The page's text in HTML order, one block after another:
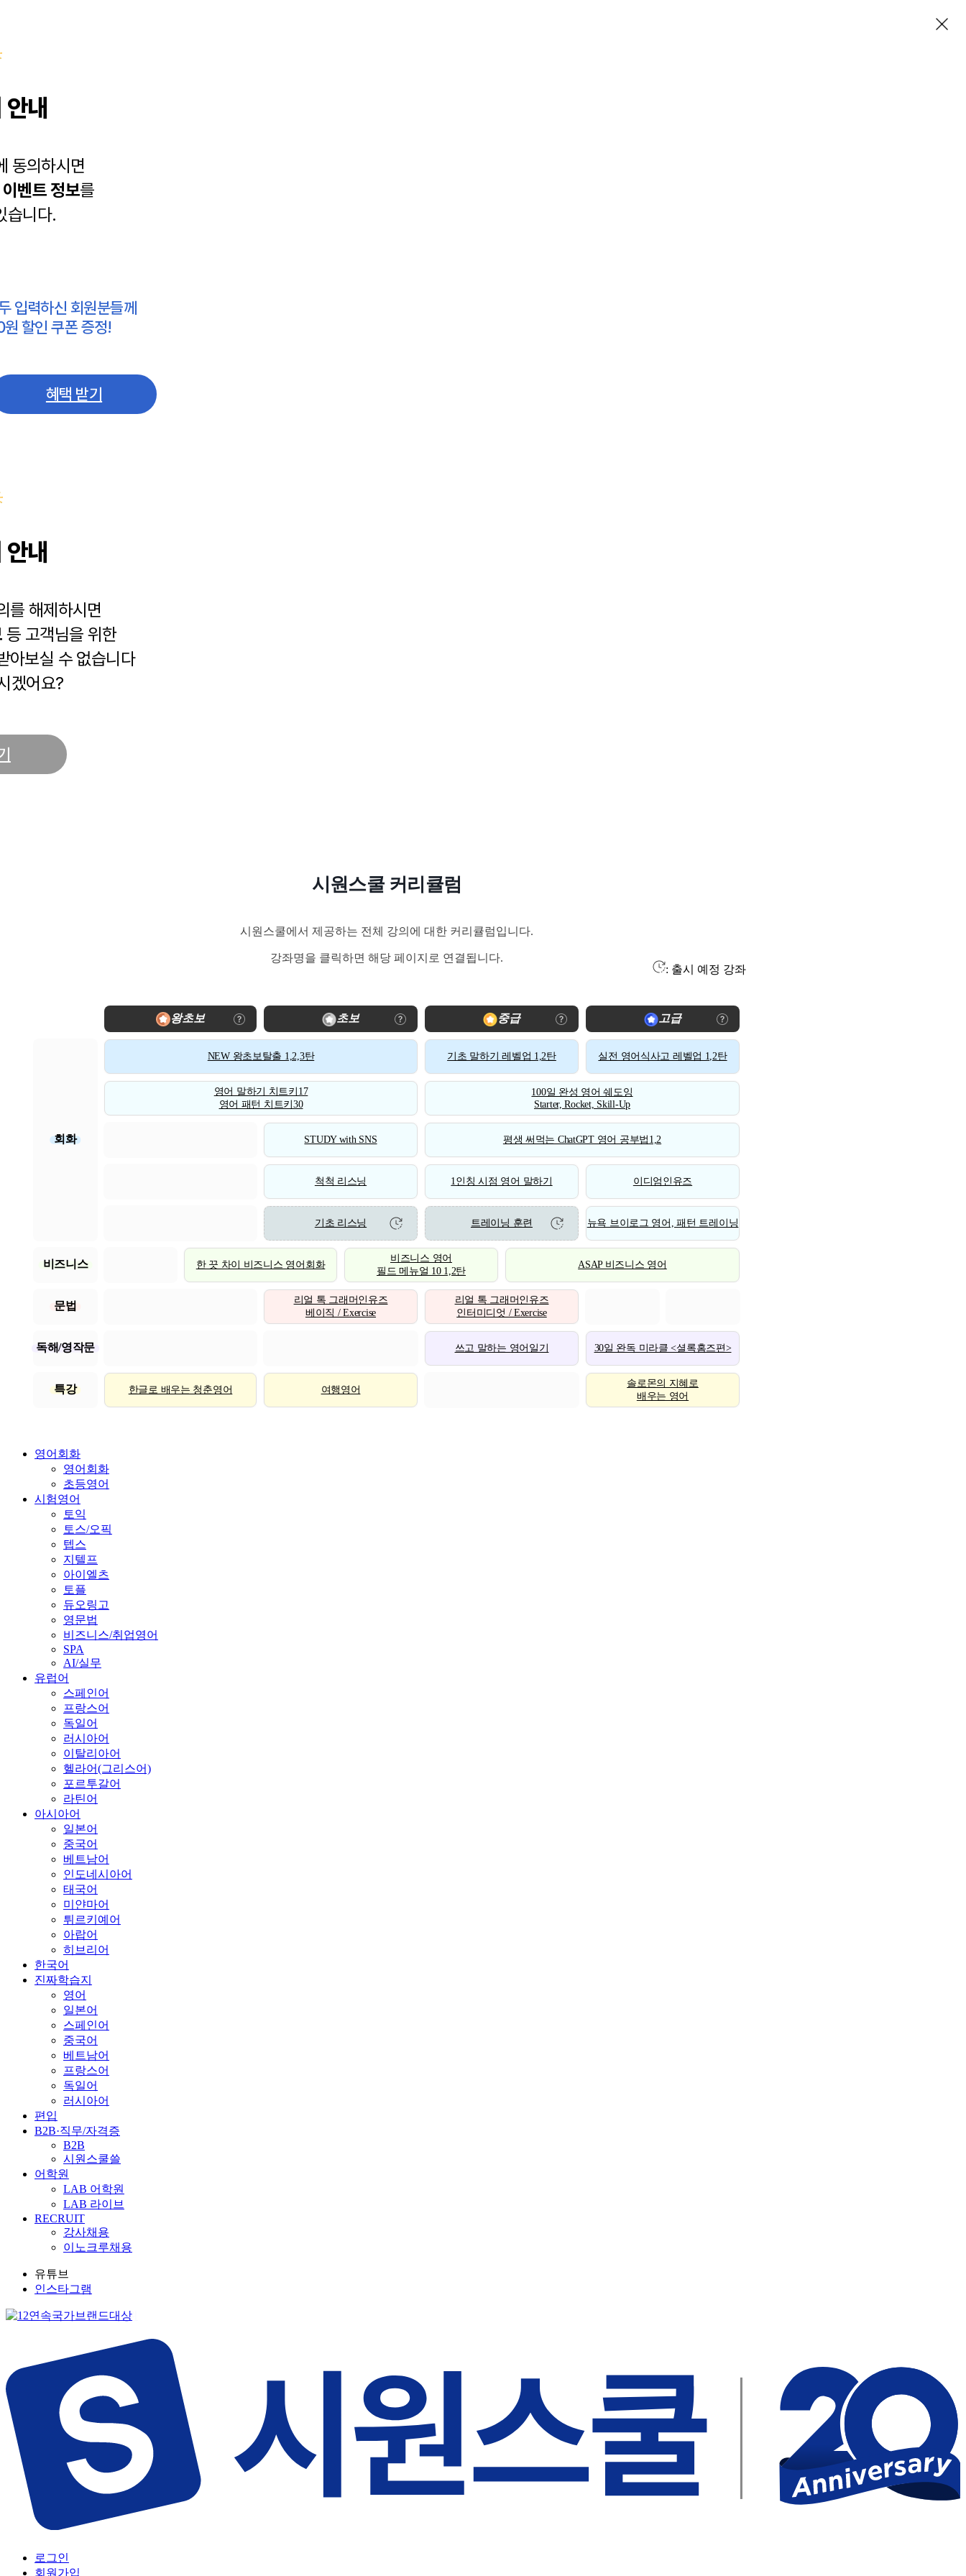
내
동의하시면
이벤트 정보를
습니다.
입력하신 회원분들께
할인 쿠폰 증정!
혜택 받기
내
를 해제하시면
등 고객님을 위한
아보실 수 없습니다
겠어요?
시원스쿨 커리큘럼
시원스쿨에서 제공하는 전체 강의에 대한 커리큘럼입니다.
강좌명을 클릭하면 해당 페이지로 연결됩니다.
: 출시 예정 강좌
왕초보 초보 중급 고급
회화
NEW 왕초보탈출 1,2,3탄 기초 말하기 레벨업 1,2탄 실전 영어식사고 레벨업 1,2탄
영어 말하기 치트키17
영어 패턴 치트키30
100일 완성 영어 쉐도잉
Starter, Rocket, Skill-Up
STUDY with SNS 평생 써먹는 ChatGPT 영어 공부법1,2
척척 리스닝 1인칭 시점 영어 말하기 이디엄인유즈
기초 리스닝 트레이닝 훈련 뉴욕 브이로그 영어, 패턴 트레이닝
비즈니스 한 끗 차이 비즈니스 영어회화
비즈니스 영어
필드 메뉴얼 10 1,2탄
ASAP 비즈니스 영어
문법
리얼 톡 그래머인유즈
베이직 / Exercise
리얼 톡 그래머인유즈
인터미디엇 / Exercise
독해/영작문 쓰고 말하는 영어일기 30일 완독 미라클 <셜록홈즈편>
특강 한글로 배우는 청춘영어 여행영어
솔로몬의 지혜로
배우는 영어
영어회화
영어회화
초등영어
시험영어
토익
토스/오픽
텝스
지텔프
아이엘츠
토플
듀오링고
영문법
비즈니스/취업영어
SPA
AI/실무
유럽어
스페인어
프랑스어
독일어
러시아어
이탈리아어
헬라어(그리스어)
포르투갈어
라틴어
아시아어
일본어
중국어
베트남어
인도네시아어
태국어
미얀마어
튀르키예어
아랍어
히브리어
한국어
진짜학습지
영어
일본어
스페인어
중국어
베트남어
프랑스어
독일어
러시아어
편입
B2B·직무/자격증
B2B
시원스쿨쓸
어학원
LAB 어학원
LAB 라이브
RECRUIT
강사채용
이노크루채용
유튜브
인스타그램
로그인
회원가입